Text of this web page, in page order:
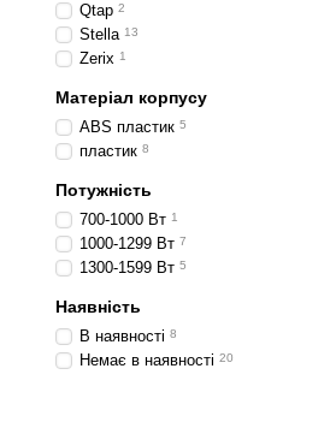
Qtap 2
Stella 13
Zerix 1
Матеріал корпусу
АBS пластик 5
пластик 8
Потужність
700-1000 Вт 1
1000-1299 Вт 7
1300-1599 Вт 5
Наявність
В наявності 8
Немає в наявності 20